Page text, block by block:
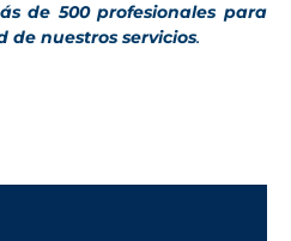
de 500 profesionales para
de nuestros servicios.